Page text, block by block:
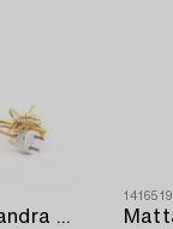
Bordslampor ett par 1900-talets andra hälft.
1416519